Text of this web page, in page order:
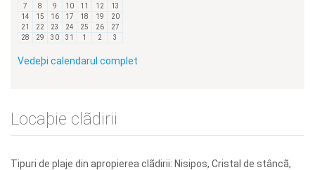
7
8 9 10 11 12
13
14
15 16 17 18 19
20
21
22 23 24 25 26
27
28
29 30 31 1 2 3
Vedeþi calendarul complet
Locaþie clãdirii
Tipuri de plaje din apropierea clãdirii: Nisipos, Cristal de stâncã,